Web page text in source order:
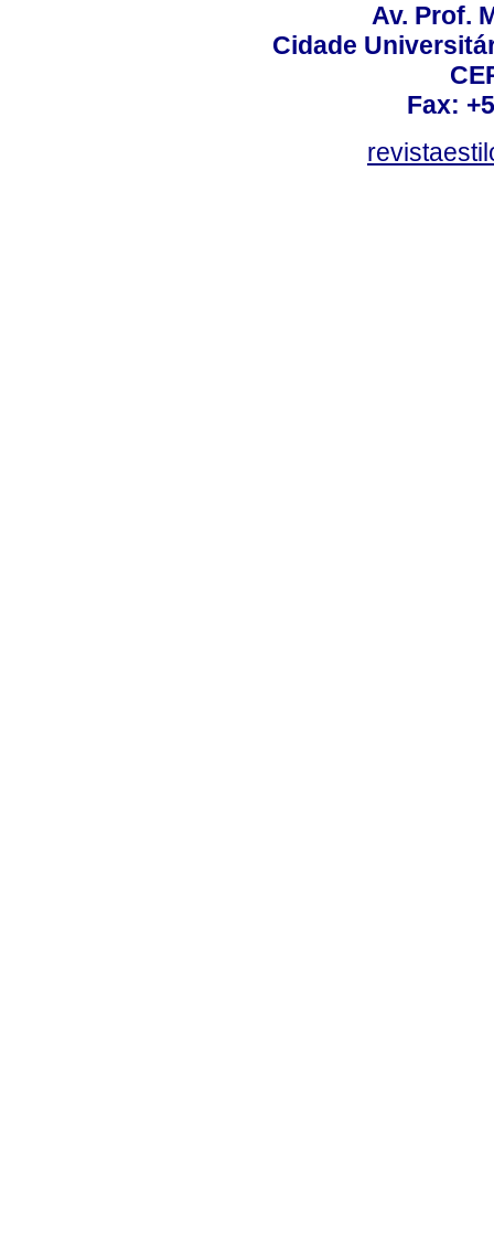
Av. Prof.
Cidade
Fax: